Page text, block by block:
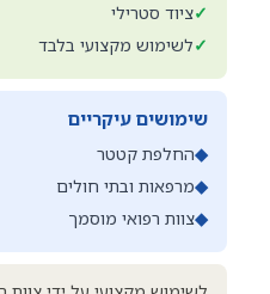
✓ציוד סטרילי
✓לשימוש מקצועי בלבד
שימושים עיקריים
◆החלפת קטטר
◆מרפאות ובתי חולים
◆צוות רפואי מוסמך